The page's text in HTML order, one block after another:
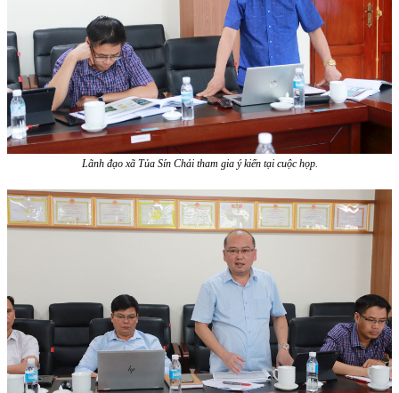
Lãnh đạo xã Tủa Sín Chải tham gia ý kiến tại cuộc họp.